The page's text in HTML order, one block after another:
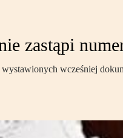
zastąpi
wcześniej